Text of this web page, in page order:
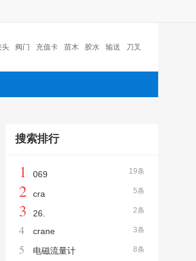
充值卡 苗木 胶水 输送 刀叉 胶带 隐形
润滑油 旋转接头
搜索排行
19条
1 069
5条
2 cra
2条
3 26.
3条
4 crane
8条
5 电磁流量计